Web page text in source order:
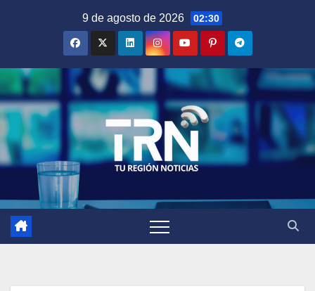
9 de agosto de 2026 02:30